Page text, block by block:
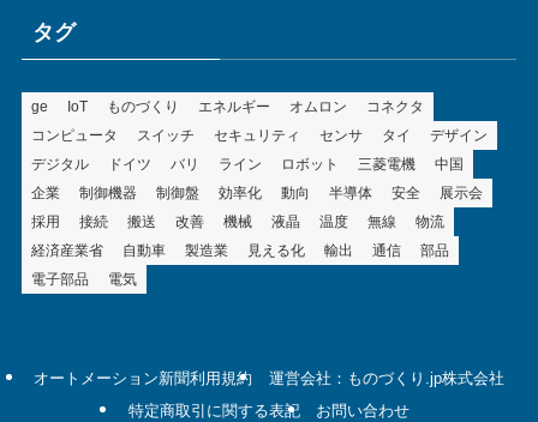
ータグ
ge IoT ものづくり エネルギー オムロン
コネクタ
コンピュータ
スイッチ セキュリティ センサ タイ
デザイン
デジタル
ドイツ バリ ライン ロボット 三菱電機
中国
企業
制御機器 制御盤 効率化 動向 半導体 安全
展示会
採用
接続 搬送 改善 機械 液晶 温度 無線
物流
経済産業省
自動車 製造業 見える化 輸出 通信
部品
電子部品
電気
オートメーション新聞利用規約
運営会社：ものづくり.jp株式会社
特定商取引に関する表記
お問い合わせ